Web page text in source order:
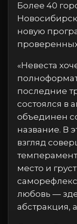
Более 40
новую
«Невеста
последние
состоялся в
объединен
название. В
взгляд
место и
любовь —
абстракция,